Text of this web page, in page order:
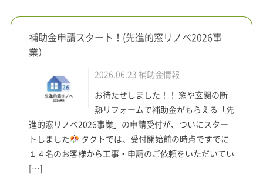
補助金申請スタート！(先進的窓リノベ2026事
業）
2026.06.23 補助金情報
お待たせしました！！ 窓や玄関の断
熱リフォームで補助金がもらえる「先
進的窓リノベ2026事業」の申請受付が、ついにスター
トしました
タクトでは、受付開始前の時点ですでに
１４名のお客様から工事・申請のご依頼をいただいてい
[…]